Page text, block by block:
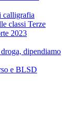
calligrafia
classi Terze
2023
dipendiamo
e BLSD